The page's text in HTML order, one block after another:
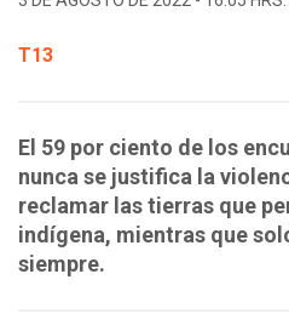
T13
El 59 por ciento de los
nunca se justifica la
reclamar las tierras que
indígena, mientras que
siempre.